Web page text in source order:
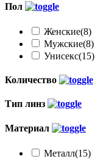
Пол
Женские(8)
Мужские(8)
Унисекс(15)
Количество
Тип линз
Материал
Металл(15)